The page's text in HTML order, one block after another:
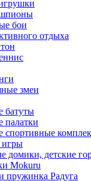
бои
отдыха
змеи
батуты
палатки
спортивные
игры
домики, детские
Mokuru
пружинка Радуга